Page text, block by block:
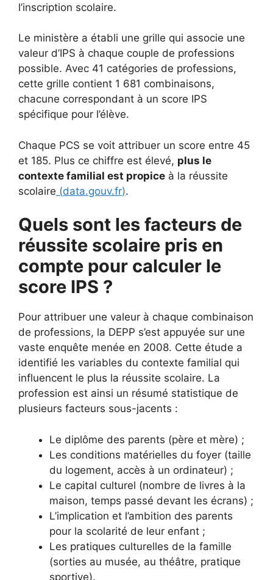
l’inscription scolaire.
Le ministère a établi une grille qui associe une
valeur d’IPS à chaque couple de professions
possible. Avec 41 catégories de professions,
cette grille contient 1 681 combinaisons,
chacune correspondant à un score IPS
spécifique pour l’élève.
Chaque PCS se voit attribuer un score entre 45
et 185. Plus ce chiffre est élevé, plus le
contexte familial est propice à la réussite
scolaire (data.gouv.fr).
Quels sont les facteurs de
réussite scolaire pris en
compte pour calculer le
score IPS ?
Pour attribuer une valeur à chaque combinaison
de professions, la DEPP s’est appuyée sur une
vaste enquête menée en 2008. Cette étude a
identifié les variables du contexte familial qui
influencent le plus la réussite scolaire. La
profession est ainsi un résumé statistique de
plusieurs facteurs sous-jacents :
Le diplôme des parents (père et mère) ;
Les conditions matérielles du foyer (taille
du logement, accès à un ordinateur) ;
Le capital culturel (nombre de livres à la
maison, temps passé devant les écrans) ;
L’implication et l’ambition des parents
pour la scolarité de leur enfant ;
Les pratiques culturelles de la famille
(sorties au musée, au théâtre, pratique
sportive).